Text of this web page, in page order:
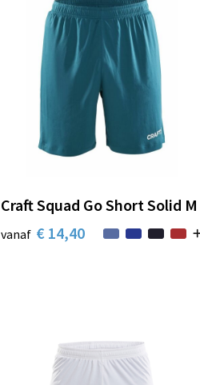
Craft Squad Go Short Solid M
vanaf € 14,40